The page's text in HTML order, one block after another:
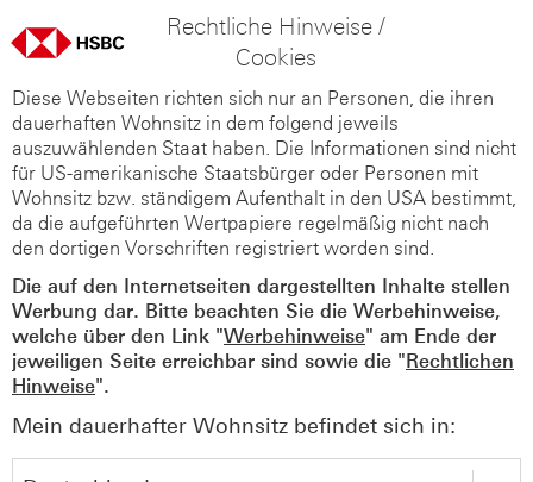
Rechtliche Hinweise /
Cookies
Diese Webseiten richten sich nur an Personen, die ihren
dauerhaften Wohnsitz in dem folgend jeweils
auszuwählenden Staat haben. Die Informationen sind nicht
für US-amerikanische Staatsbürger oder Personen mit
Wohnsitz bzw. ständigem Aufenthalt in den USA bestimmt,
da die aufgeführten Wertpapiere regelmäßig nicht nach
den dortigen Vorschriften registriert worden sind.
Die auf den Internetseiten dargestellten Inhalte stellen
Werbung dar. Bitte beachten Sie die Werbehinweise,
welche über den Link "Werbehinweise" am Ende der
jeweiligen Seite erreichbar sind sowie die "Rechtlichen
Hinweise".
Mein dauerhafter Wohnsitz befindet sich in: